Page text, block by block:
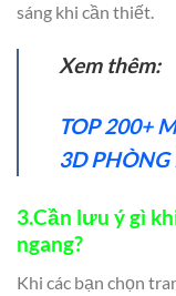
sáng khi cần thiết.
Xem thêm:
TOP 200+
3D
3.Cần lưu ý gì
ngang?
Khi các bạn chọn